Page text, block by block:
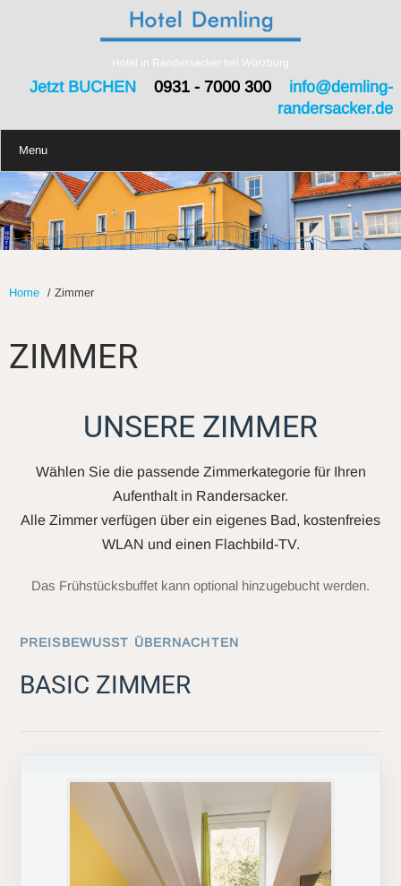
Hotel in Randersacker bei Würzburg
Jetzt BUCHEN0931 - 7000 300 info@demling-
randersacker.de
Menu
Home / Zimmer
ZIMMER
UNSERE ZIMMER
Wählen Sie die passende Zimmerkategorie für Ihren
Aufenthalt in Randersacker.
Alle Zimmer verfügen über ein eigenes Bad, kostenfreies
WLAN und einen Flachbild-TV.
Das Frühstücksbuffet kann optional hinzugebucht werden.
PREISBEWUSST ÜBERNACHTEN
BASIC ZIMMER